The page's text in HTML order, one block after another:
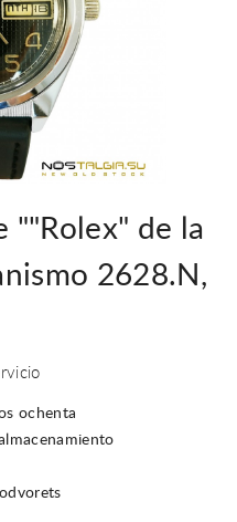
""Rolex" de la
2628.N,
ochenta